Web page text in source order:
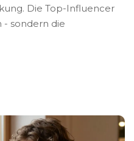
Die Top-Influencer
- sondern die